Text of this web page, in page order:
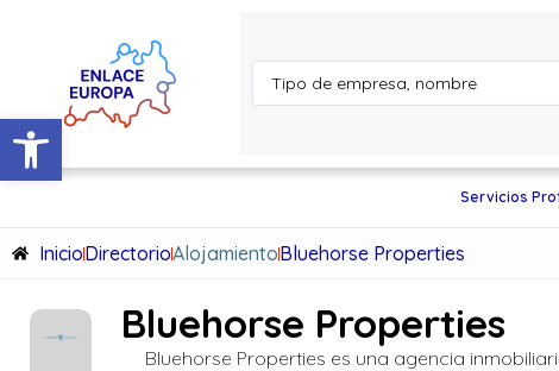
Abrir barra de herramientas
Servicios
InicioDirectorioAlojamientoBluehorse Properties
Bluehorse Properties
Bluehorse Properties es una agencia